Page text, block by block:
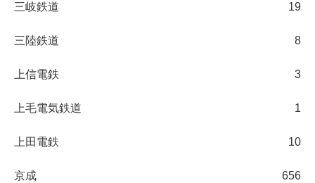
三岐鉄道 19
三陸鉄道 8
上信電鉄 3
上毛電気鉄道 1
上田電鉄 10
京成 656